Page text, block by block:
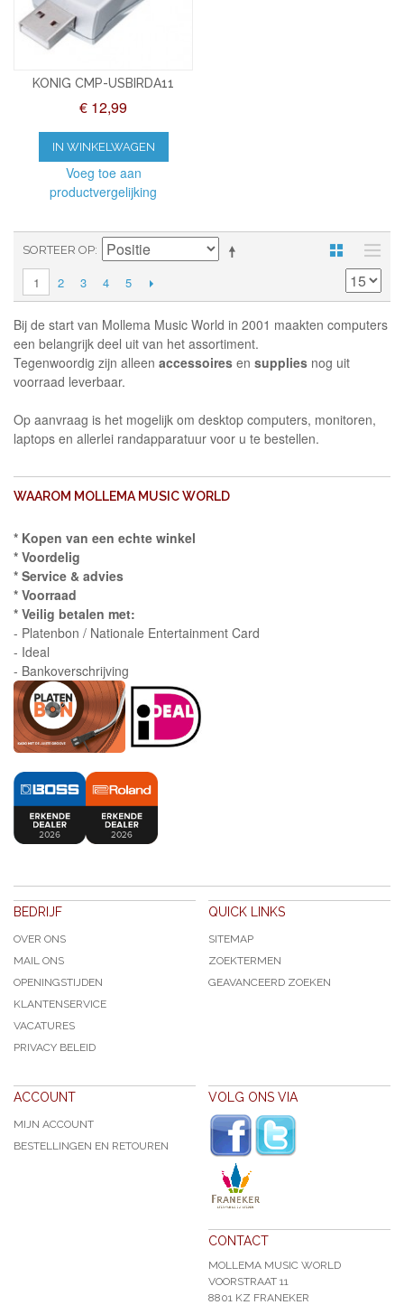
KONIG CMP-USBIRDA11
€ 12,99
IN WINKELWAGEN
Voeg toe aan
productvergelijking
SORTEER OP
1 2 3 4 5
Bij de start van Mollema Music World in 2001 maakten computers
een belangrijk deel uit van het assortiment.
Tegenwoordig zijn alleen accessoires en supplies nog uit
voorraad leverbaar.
Op aanvraag is het mogelijk om desktop computers, monitoren,
laptops en allerlei randapparatuur voor u te bestellen.
WAAROM MOLLEMA MUSIC WORLD
* Kopen van een echte winkel
* Voordelig
* Service & advies
* Voorraad
* Veilig betalen met:
- Platenbon / Nationale Entertainment Card
- Ideal
- Bankoverschrijving
BEDRIJF
OVER ONS
MAIL ONS
OPENINGSTIJDEN
KLANTENSERVICE
VACATURES
PRIVACY BELEID
QUICK LINKS
SITEMAP
ZOEKTERMEN
GEAVANCEERD ZOEKEN
ACCOUNT
MIJN ACCOUNT
BESTELLINGEN EN RETOUREN
VOLG ONS VIA
CONTACT
MOLLEMA MUSIC WORLD
VOORSTRAAT 11
8801 KZ FRANEKER